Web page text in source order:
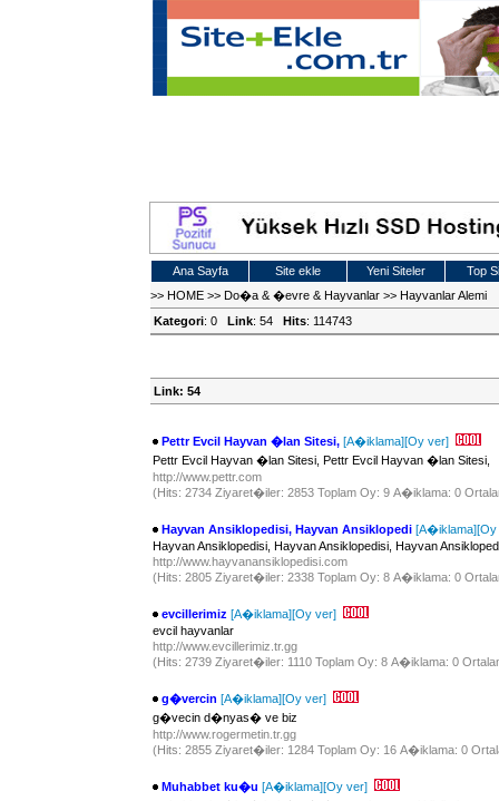
Ana Sayfa Site ekle Yeni Siteler
Top
>> HOME >> Do�a & �evre & Hayvanlar >> Hayvanlar Alemi
Kategori: 0 Link: 54 Hits: 114743
Link: 54
Pettr Evcil Hayvan �lan Sitesi, [A�iklama][Oy ver]
Pettr Evcil Hayvan �lan Sitesi, Pettr Evcil Hayvan �lan Sitesi,
http://www.pettr.com
(Hits: 2734 Ziyaret�iler: 2853 Toplam Oy: 9 A�iklama: 0
Hayvan Ansiklopedisi, Hayvan Ansiklopedi [A�iklama][Oy
Hayvan Ansiklopedisi, Hayvan Ansiklopedisi, Hayvan
http://www.hayvanansiklopedisi.com
(Hits: 2805 Ziyaret�iler: 2338 Toplam Oy: 8 A�iklama: 0
evcillerimiz [A�iklama][Oy ver]
evcil hayvanlar
http://www.evcillerimiz.tr.gg
(Hits: 2739 Ziyaret�iler: 1110 Toplam Oy: 8 A�iklama: 0
g�vercin [A�iklama][Oy ver]
g�vecin d�nyas� ve biz
http://www.rogermetin.tr.gg
(Hits: 2855 Ziyaret�iler: 1284 Toplam Oy: 16 A�iklama: 0
Muhabbet ku�u [A�iklama][Oy ver]